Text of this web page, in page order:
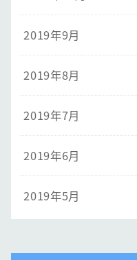
2019年9月
2019年8月
2019年7月
2019年6月
2019年5月